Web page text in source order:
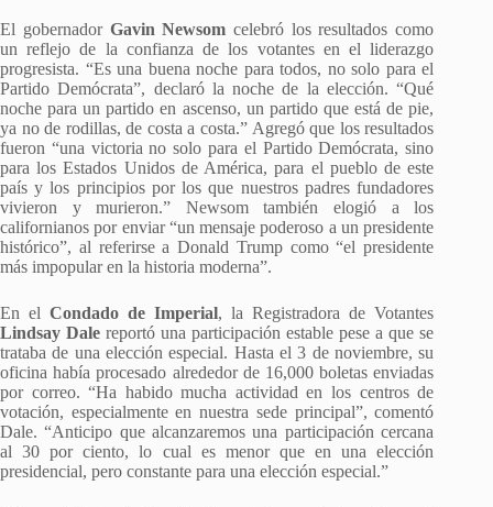
El gobernador Gavin Newsom celebró los resultados como
un reflejo de la confianza de los votantes en el liderazgo
progresista. “Es una buena noche para todos, no solo para el
Partido Demócrata”, declaró la noche de la elección. “Qué
noche para un partido en ascenso, un partido que está de pie,
ya no de rodillas, de costa a costa.” Agregó que los resultados
fueron “una victoria no solo para el Partido Demócrata, sino
para los Estados Unidos de América, para el pueblo de este
país y los principios por los que nuestros padres fundadores
vivieron y murieron.” Newsom también elogió a los
californianos por enviar “un mensaje poderoso a un presidente
histórico”, al referirse a Donald Trump como “el presidente
más impopular en la historia moderna”.
En elCondado de Imperial, la Registradora de Votantes
Lindsay Dale reportó una participación estable pese a que se
trataba de una elección especial. Hasta el 3 de noviembre, su
oficina había procesado alrededor de 16,000 boletas enviadas
por correo. “Ha habido mucha actividad en los centros de
votación, especialmente en nuestra sede principal”, comentó
Dale. “Anticipo que alcanzaremos una participación cercana
al 30 por ciento, lo cual es menor que en una elección
presidencial, pero constante para una elección especial.”